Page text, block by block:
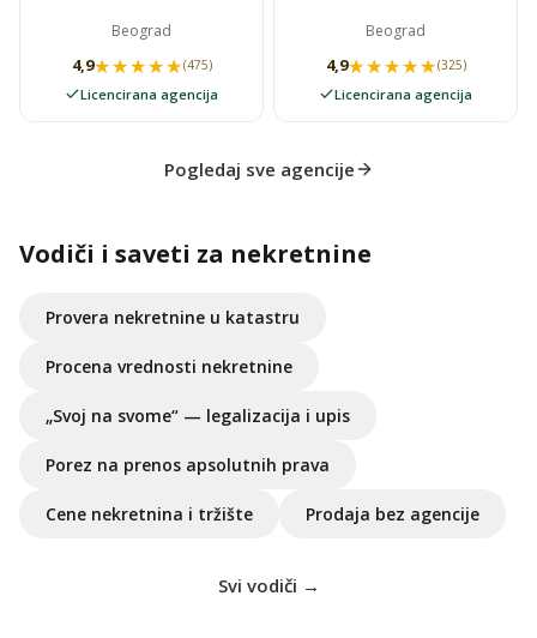
Beograd
4,9★★★★★
★★★★★(475)
Licencirana agencija
Beograd
4,9★★★★★
★★★★★(325)
Licencirana agencija
Pogledaj sve agencije
Vodiči i saveti za nekretnine
Provera nekretnine u katastru
Procena vrednosti nekretnine
„Svoj na svome“ — legalizacija i upis
Porez na prenos apsolutnih prava
Cene nekretnina i tržište Prodaja bez agencije
Svi vodiči →